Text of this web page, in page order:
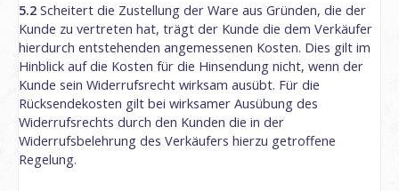
5.2 Scheitert die Zustellung der Ware aus Gründen, die der
Kunde zu vertreten hat, trägt der Kunde die dem Verkäufer
hierdurch entstehenden angemessenen Kosten. Dies gilt im
Hinblick auf die Kosten für die Hinsendung nicht, wenn der
Kunde sein Widerrufsrecht wirksam ausübt. Für die
Rücksendekosten gilt bei wirksamer Ausübung des
Widerrufsrechts durch den Kunden die in der
Widerrufsbelehrung des Verkäufers hierzu getroffene
Regelung.